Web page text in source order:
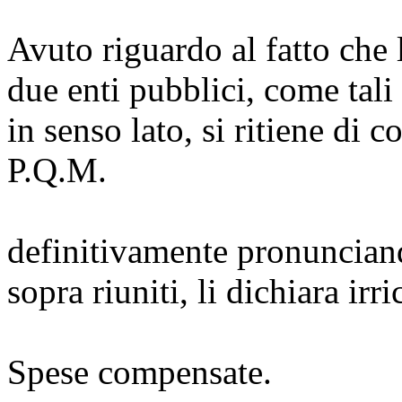
Avuto riguardo al fatto che
due enti pubblici, come
in senso lato, si ritiene di
P.Q.M.
definitivamente
sopra riuniti, li dichiara
Spese compensate.